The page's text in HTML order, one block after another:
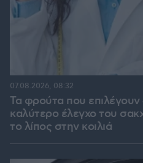
Τα φρούτα που επιλέγουν
καλύτερο έλεγχο του
το λίπος στην κοιλιά
07.08.2026, 08:32